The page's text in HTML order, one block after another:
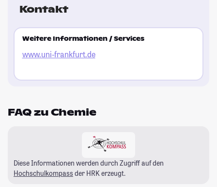
Kontakt
Weitere Informationen / Services
www.uni-frankfurt.de
FAQ zu Chemie
Diese Informationen werden durch Zugriff auf den
Hochschulkompass der HRK erzeugt.